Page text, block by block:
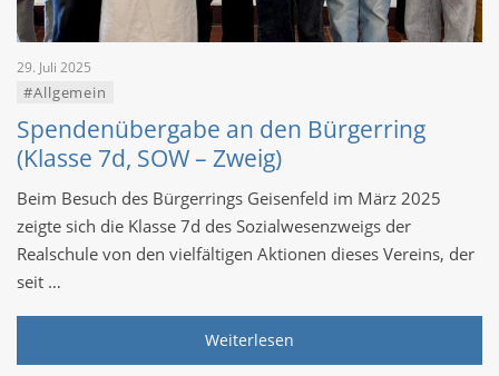
29. Juli 2025
#Allgemein
Spendenübergabe an den Bürgerring
(Klasse 7d, SOW – Zweig)
Beim Besuch des Bürgerrings Geisenfeld im März 2025
zeigte sich die Klasse 7d des Sozialwesenzweigs der
Realschule von den vielfältigen Aktionen dieses Vereins, der
seit …
Weiterlesen